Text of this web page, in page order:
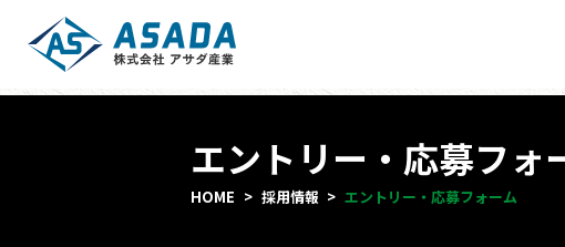
エントリー・応募フォ
HOME 採用情報 エントリー・応募フォーム